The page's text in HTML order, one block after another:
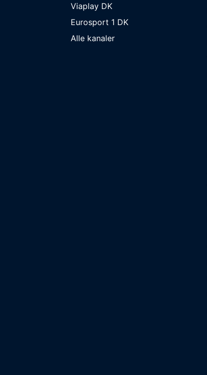
Viaplay DK
Eurosport 1 DK
Alle kanaler